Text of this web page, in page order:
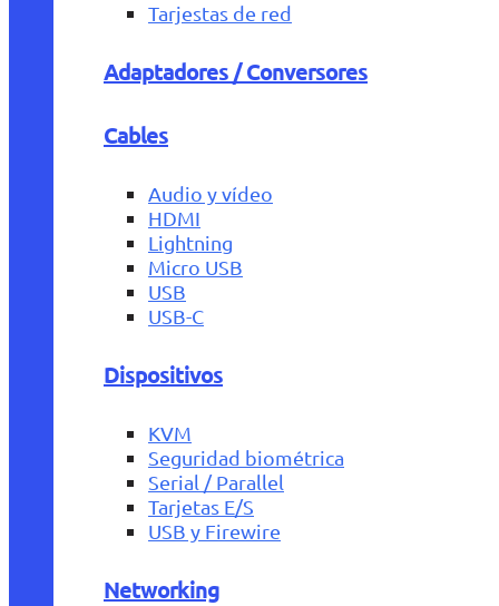
Tarjestas de red
Adaptadores / Conversores
Cables
Audio y vídeo
HDMI
Lightning
Micro USB
USB
USB-C
Dispositivos
KVM
Seguridad biométrica
Serial / Parallel
Tarjetas E/S
USB y Firewire
Networking